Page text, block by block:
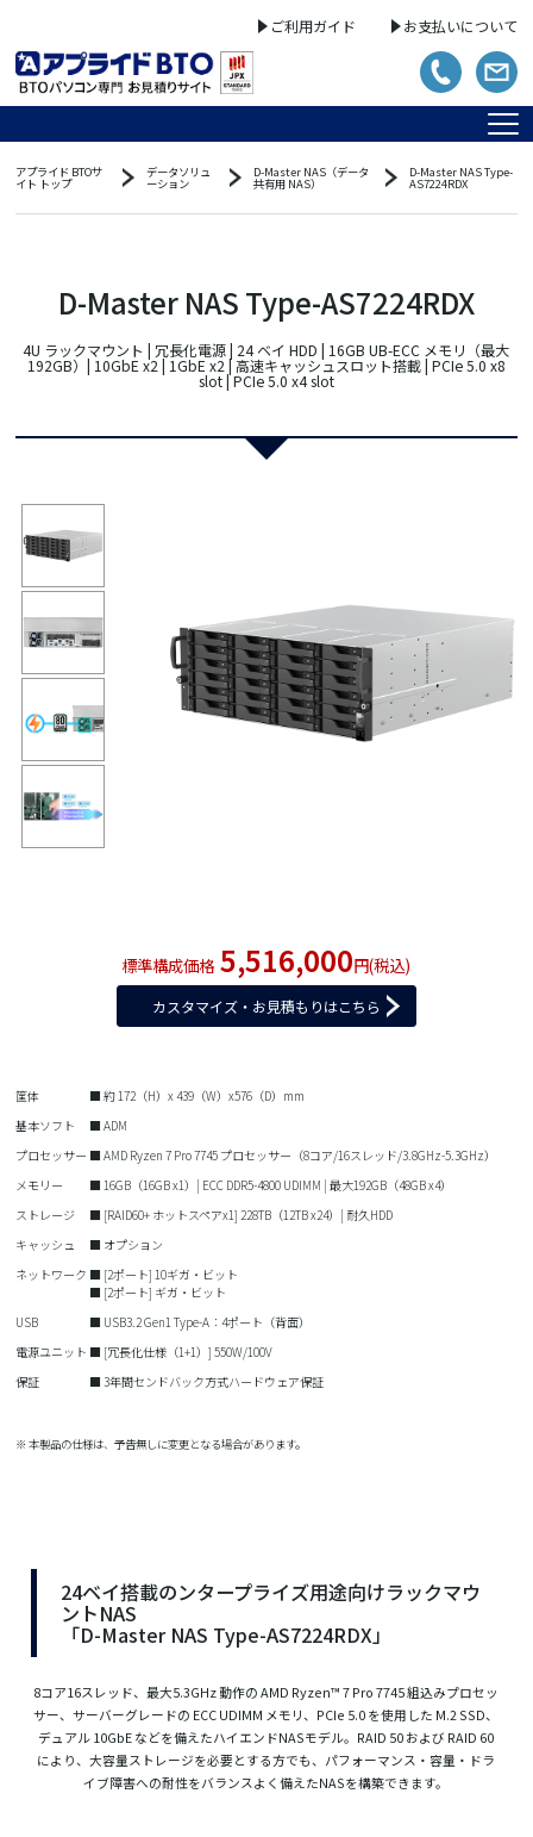
ご利用ガイド お支払いについて
アプライド BTOサ
イト トップ
データソリュ
ーション
D-Master NAS（データ
共有用 NAS）
D-Master NAS Type-
AS7224RDX
D-Master NAS Type-AS7224RDX
4U ラックマウント | 冗長化電源 | 24 ベイ HDD | 16GB UB-ECC メモリ（最大
192GB）| 10GbE x2 | 1GbE x2 | 高速キャッシュスロット搭載 | PCIe 5.0 x8
slot | PCIe 5.0 x4 slot
標準構成価格5,516,000円(税込)
カスタマイズ・お見積もりはこちら
筐体
■ 約 172（H）x 439（W）x576（D）mm
基本ソフト
■ ADM
プロセッサー ■ AMD Ryzen 7 Pro 7745 プロセッサー（8コア/16スレッド/3.8GHz-5.3GHz）
メモリー
■ 16GB（16GB x1）| ECC DDR5-4800 UDIMM | 最大192GB（48GB x4）
ストレージ
■ [RAID60+ ホットスペアx1] 228TB（12TB x24）| 耐久HDD
キャッシュ
■ オプション
ネットワーク ■ [2ポート] 10ギガ・ビット
■ [2ポート] ギガ・ビット
USB
■ USB3.2 Gen1 Type-A：4ポート（背面）
電源ユニット ■ [冗長化仕様（1+1）] 550W/100V
保証
■ 3年間センドバック方式ハードウェア保証
※ 本製品の仕様は、予告無しに変更となる場合があります。
24ベイ搭載のンタープライズ用途向けラックマウ
ントNAS
「D-Master NAS Type-AS7224RDX」
8コア16スレッド、最大5.3GHz 動作の AMD Ryzen™ 7 Pro 7745 組込みプロセッ
サー、サーバーグレードの ECC UDIMM メモリ、PCIe 5.0 を使用した M.2 SSD、
デュアル 10GbE などを備えたハイエンドNASモデル。RAID 50 および RAID 60
により、大容量ストレージを必要とする方でも、パフォーマンス・容量・ドラ
イブ障害への耐性をバランスよく備えたNASを構築できます。